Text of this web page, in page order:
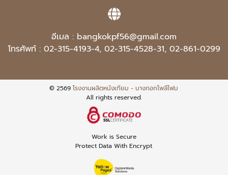
อีเมล : bangkokpf56@gmail.com
โทรศัพท์ : 02-315-4193-4, 02-315-4528-31, 02-861-0299
© 2569โรงงานผลิตหนังเทียม - บางกอกโพลีโฟม
All rights reserved.
Work is Secure
Protect Data With Encrypt